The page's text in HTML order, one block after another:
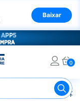
Baixar
0
Coloração